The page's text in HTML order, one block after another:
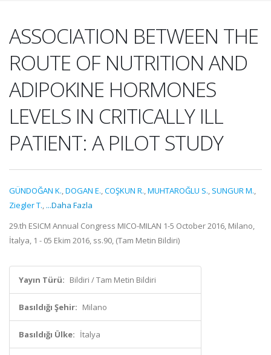
ASSOCIATION BETWEEN THE
ROUTE OF NUTRITION AND
ADIPOKINE HORMONES
LEVELS IN CRITICALLY ILL
PATIENT: A PILOT STUDY
GÜNDOĞAN K.,DOGAN E.,COŞKUN R.,MUHTAROĞLU S., SUNGUR M.,
Ziegler T., ...Daha Fazla
29.th ESICM Annual Congress MICO-MILAN 1-5 October 2016, Milano,
İtalya, 1 - 05 Ekim 2016, ss.90, (Tam Metin Bildiri)
Yayın Türü: Bildiri / Tam Metin Bildiri
Basıldığı Şehir: Milano
Basıldığı Ülke: İtalya